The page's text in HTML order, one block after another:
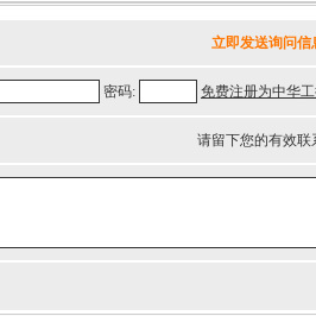
立即发送询问信
密码: 免费注册为中华
请留下您的有效